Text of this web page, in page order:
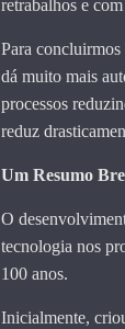
retrabalhos e
Para concluirmos
dá muito mais
processos
reduz
Um Resumo
O
tecnologia nos
100 anos.
Inicialmente,